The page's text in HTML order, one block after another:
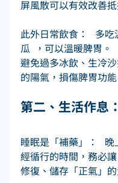
屏風散可以有效改善
此外日常飲食：   多
瓜  ，可以溫暖脾胃。
避免過多冰飲、生冷
的陽氣，損傷脾胃功能
第二、生活作息
睡眠是「補藥」：
經循行的時間，務必
修復、儲存「正氣」